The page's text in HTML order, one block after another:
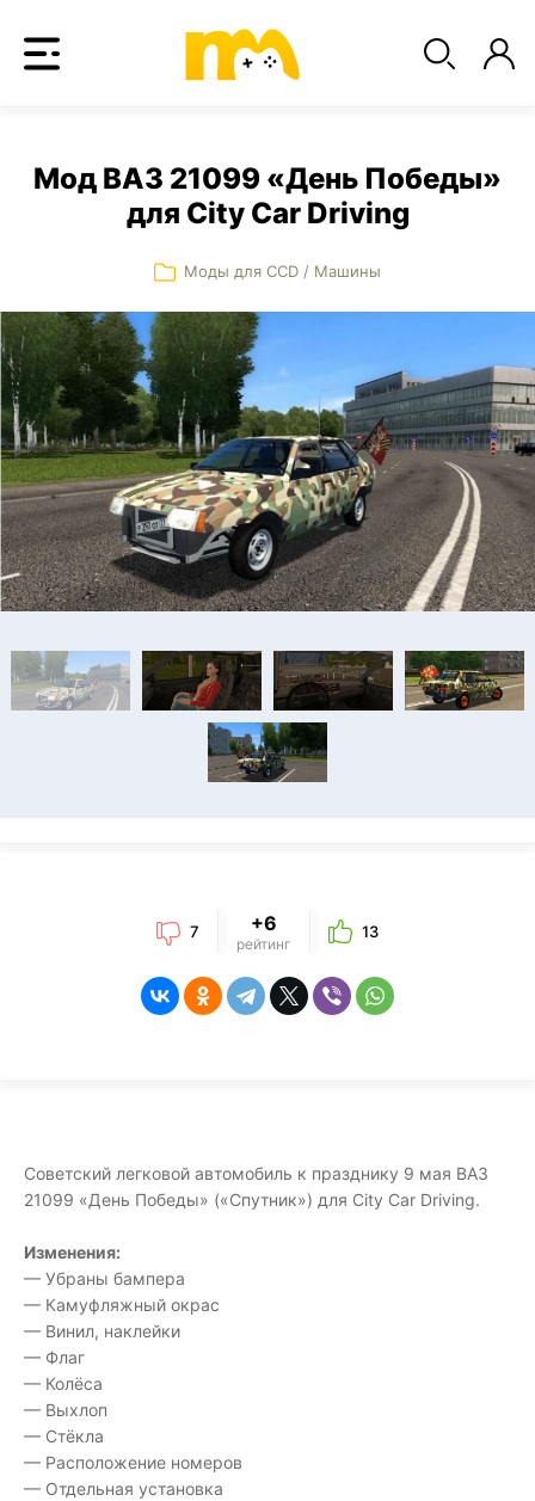
Мод ВАЗ 21099 «День Победы»
для City Car Driving
Моды для CCD / Машины
7 +6
рейтинг
13
Советский легковой автомобиль к празднику 9 мая ВАЗ
21099 «День Победы» («Спутник») для City Car Driving.
Изменения:
— Убраны бампера
— Камуфляжный окрас
— Винил, наклейки
— Флаг
— Колёса
— Выхлоп
— Стёкла
— Расположение номеров
— Отдельная установка